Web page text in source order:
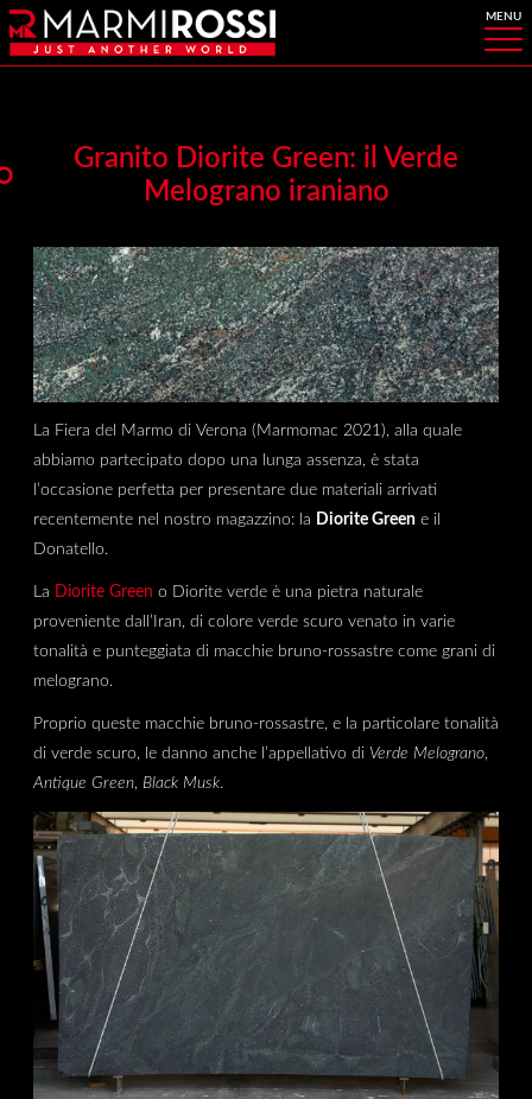
Granito Diorite Green: il Verde
Melograno iraniano
La Fiera del Marmo di Verona (Marmomac 2021), alla quale
abbiamo partecipato dopo una lunga assenza, è stata
l’occasione perfetta per presentare due materiali arrivati
recentemente nel nostro magazzino: la Diorite Greene il
Donatello.
La Diorite Green o Diorite verde è una pietra naturale
proveniente dall’Iran, di colore verde scuro venato in varie
tonalità e punteggiata di macchie bruno-rossastre come grani di
melograno.
Proprio queste macchie bruno-rossastre, e la particolare tonalità
di verde scuro, le danno anche l’appellativo di Verde Melograno,
Antique Green, Black Musk.